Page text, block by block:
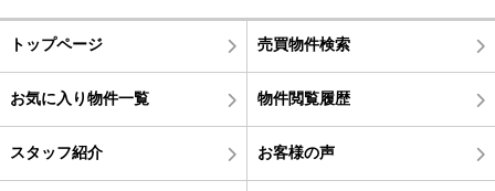
トップページ 売買物件検索
お気に入り物件一覧 物件閲覧履歴
スタッフ紹介 お客様の声